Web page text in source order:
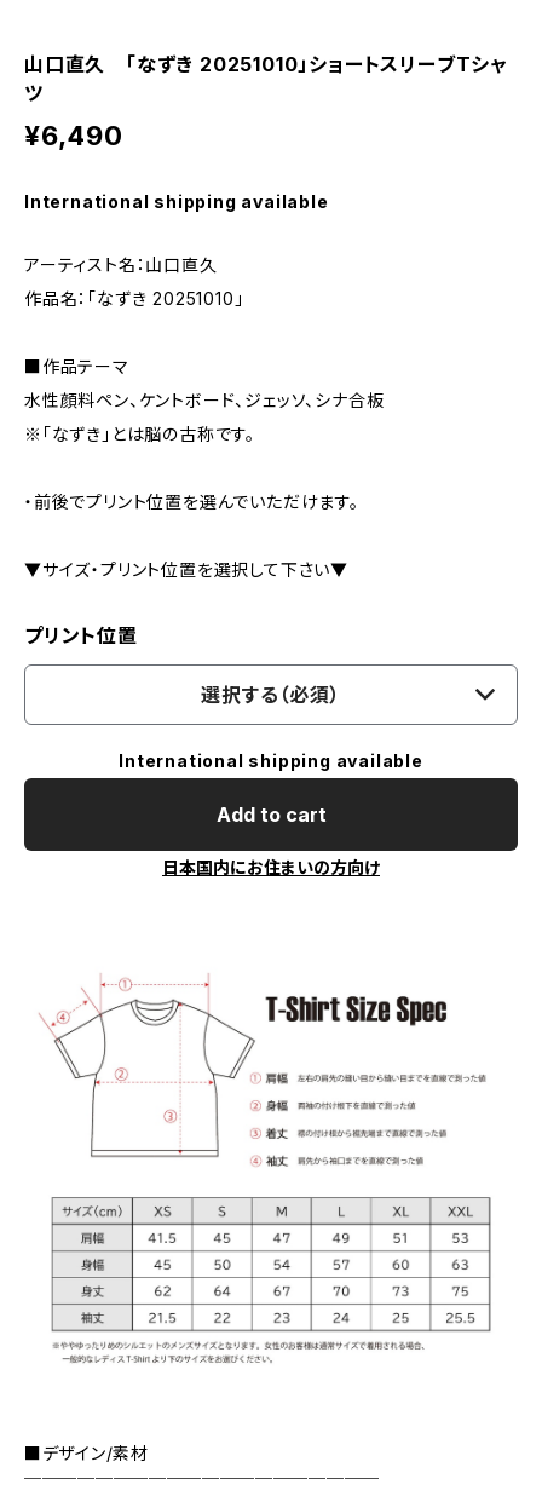
山口直久 「なずき 20251010」ショートスリーブTシャ
ツ
¥6,490
International shipping available
アーティスト名：山口直久
作品名：「なずき 20251010」
■作品テーマ
水性顔料ペン、ケントボード、ジェッソ、シナ合板
※「なずき」とは脳の古称です。
・前後でプリント位置を選んでいただけます。
▼サイズ・プリント位置を選択して下さい▼
プリント位置
選択する（必須）
International shipping available
Add to cart
日本国内にお住まいの方向け
■デザイン/素材